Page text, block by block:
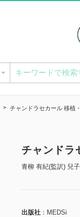
チャンドラセカール 移植
チャンドラ
青柳 有紀(監訳) 兒
出版社
MEDSi